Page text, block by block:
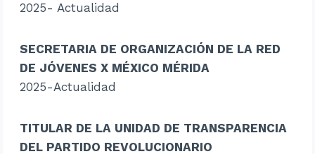
2025- Actualidad
SECRETARIA DE ORGANIZACIÓN DE LA RED
DE JÓVENES X MÉXICO MÉRIDA
2025-Actualidad
TITULAR DE LA UNIDAD DE TRANSPARENCIA
DEL PARTIDO REVOLUCIONARIO